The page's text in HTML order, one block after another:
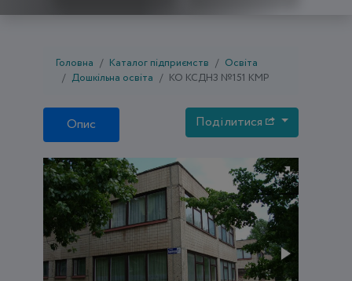
Головна Каталог підприємств
Освіта
Дошкільна освіта
КО КСДНЗ №151 КМР
Опис Поділитися